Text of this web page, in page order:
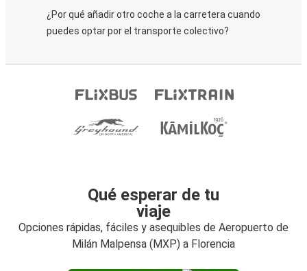
¿Por qué añadir otro coche a la carretera cuando
puedes optar por el transporte colectivo?
Qué esperar de tu
viaje
Opciones rápidas, fáciles y asequibles de Aeropuerto de
Milán Malpensa (MXP) a Florencia